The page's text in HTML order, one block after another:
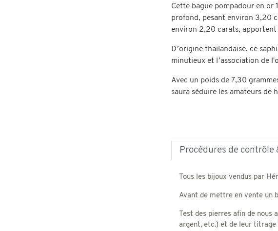
Cette bague pompadour en or
profond, pesant environ 3,20
environ 2,20 carats, apportent
D’origine thaïlandaise, ce
minutieux et l’association de
Avec un poids de 7,30
saura séduire les amateurs de
Procédures de
Tous les bijoux vendus par
Avant de mettre en vente un
Test des pierres afin de nous
argent, etc.) et de leur titrage